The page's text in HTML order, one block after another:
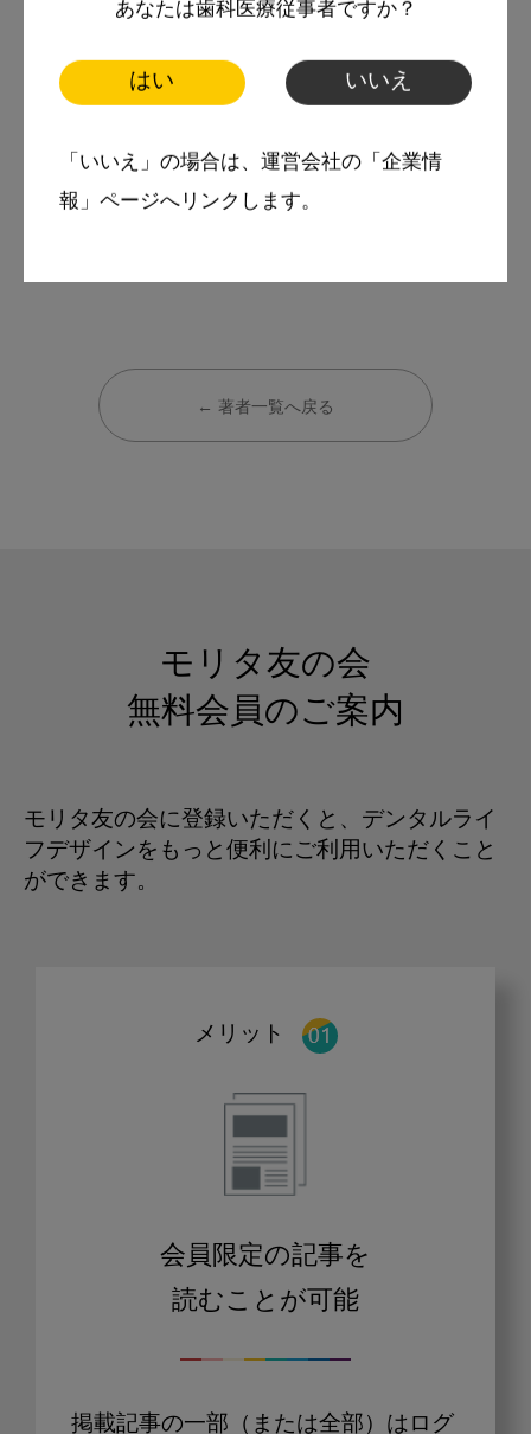
あなたは歯科医療従事者ですか？
はい いいえ
「いいえ」の場合は、運営会社の「企業情
報」ページへリンクします。
り組みと定期的な来院に繋げる
創意工夫 PART1
スマイル＋アーカイブ
← 著者一覧へ戻る
モリタ友の会
無料会員のご案内
モリタ友の会に登録いただくと、デンタルライ
フデザインをもっと便利にご利用いただくこと
ができます。
メリット
会員限定の記事を
読むことが可能
掲載記事の一部（または全部）はログ